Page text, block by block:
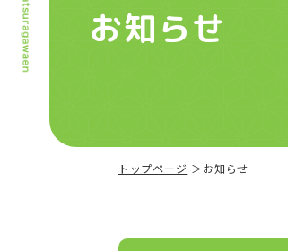
お知らせ
トップページ お知らせ